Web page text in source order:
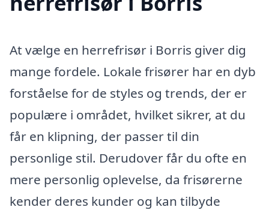
At vælge en herrefrisør i Borris giver dig
mange fordele. Lokale frisører har en dyb
forståelse for de styles og trends, der er
populære i området, hvilket sikrer, at du
får en klipning, der passer til din
personlige stil. Derudover får du ofte en
mere personlig oplevelse, da frisørerne
kender deres kunder og kan tilbyde